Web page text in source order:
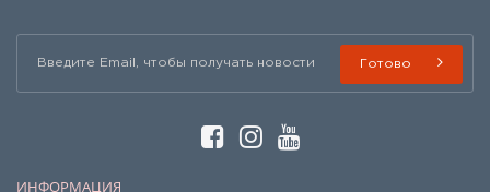
Готово
ИНФОРМАЦИЯ